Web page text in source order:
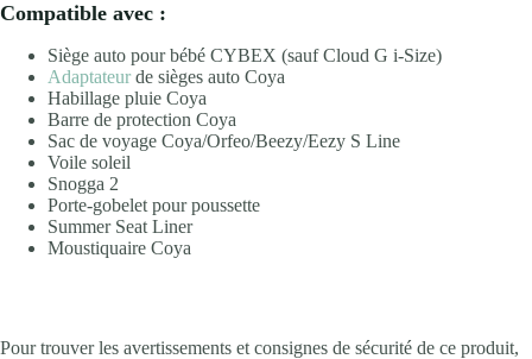
Compatible avec :
Siège auto pour bébé CYBEX (sauf Cloud G i-Size)
Adaptateur de sièges auto Coya
Habillage pluie Coya
Barre de protection Coya
Sac de voyage Coya/Orfeo/Beezy/Eezy S Line
Voile soleil
Snogga 2
Porte-gobelet pour poussette
Summer Seat Liner
Moustiquaire Coya
Pour trouver les avertissements et consignes de sécurité de ce produit,